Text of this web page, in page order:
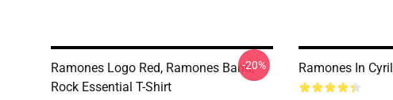
Ramones Logo Red, Ramones Band,
Rock Essential T-Shirt
-20% Ramones In